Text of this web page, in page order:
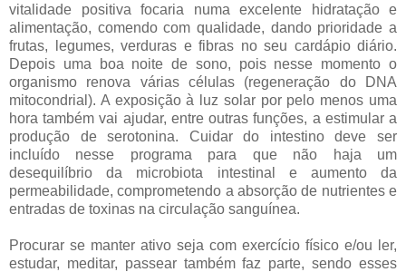
vitalidade positiva focaria numa excelente hidratação e
alimentação, comendo com qualidade, dando prioridade a
frutas, legumes, verduras e fibras no seu cardápio diário.
Depois uma boa noite de sono, pois nesse momento o
organismo renova várias células (regeneração do DNA
mitocondrial). A exposição à luz solar por pelo menos uma
hora também vai ajudar, entre outras funções, a estimular a
produção de serotonina. Cuidar do intestino deve ser
incluído nesse programa para que não haja um
desequilíbrio da microbiota intestinal e aumento da
permeabilidade, comprometendo a absorção de nutrientes e
entradas de toxinas na circulação sanguínea.
Procurar se manter ativo seja com exercício físico e/ou ler,
estudar, meditar, passear também faz parte, sendo esses